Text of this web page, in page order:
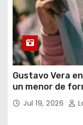
Gustavo Vera
un menor de
hipótesis es
caratulado el
Jul 19, 2026